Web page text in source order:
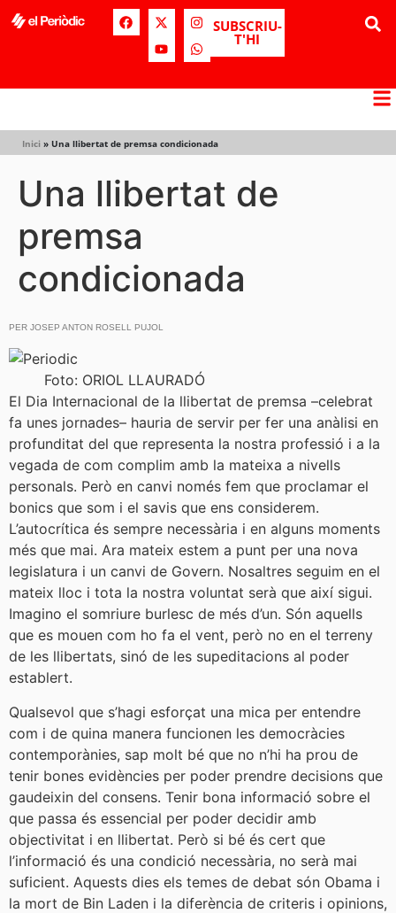
SUBSCRIU-
T'HI
Inici » Una llibertat de premsa condicionada
Una llibertat de
premsa
condicionada
PER JOSEP ANTON ROSELL PUJOL
Foto: ORIOL LLAURADÓ
El Dia Internacional de la llibertat de premsa –celebrat
fa unes jornades– hauria de servir per fer una anàlisi en
profunditat del que representa la nostra professió i a la
vegada de com complim amb la mateixa a nivells
personals. Però en canvi només fem que proclamar el
bonics que som i el savis que ens considerem.
L’autocrítica és sempre necessària i en alguns moments
més que mai. Ara mateix estem a punt per una nova
legislatura i un canvi de Govern. Nosaltres seguim en el
mateix lloc i tota la nostra voluntat serà que així sigui.
Imagino el somriure burlesc de més d’un. Són aquells
que es mouen com ho fa el vent, però no en el terreny
de les llibertats, sinó de les supeditacions al poder
establert.
Qualsevol que s’hagi esforçat una mica per entendre
com i de quina manera funcionen les democràcies
contemporànies, sap molt bé que no n’hi ha prou de
tenir bones evidències per poder prendre decisions que
gaudeixin del consens. Tenir bona informació sobre el
que passa és essencial per poder decidir amb
objectivitat i en llibertat. Però si bé és cert que
l’informació és una condició necessària, no serà mai
suficient. Aquests dies els temes de debat són Obama i
la mort de Bin Laden i la diferència de criteris i opinions,